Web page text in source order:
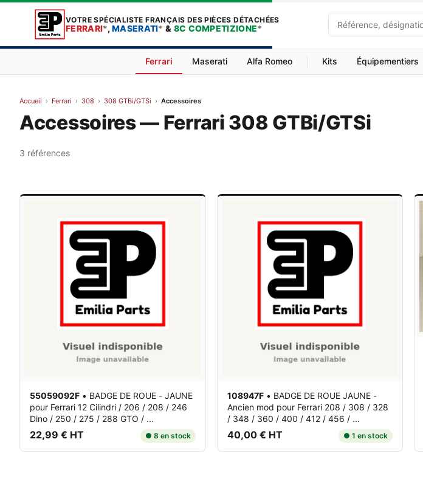
VOTRE SPÉCIALISTE FRANÇAIS DES PIÈCES DÉTACHÉES
FERRARI*,MASERATI* & 8C COMPETIZIONE*
Recherche
Ferrari Maserati Alfa Romeo Kits Équipementiers
Accueil › Ferrari › 308 › 308 GTBi/GTSi › Accessoires
Accessoires — Ferrari 308 GTBi/GTSi
3 références
55059092F • BADGE DE ROUE - JAUNE
pour Ferrari 12 Cilindri / 206 / 208 / 246
Dino / 250 / 275 / 288 GTO / ...
22,99 € HT ● 8 en stock
108947F • BADGE DE ROUE JAUNE -
Ancien mod pour Ferrari 208 / 308 / 328
/ 348 / 360 / 400 / 412 / 456 / ...
40,00 € HT ● 1 en stock